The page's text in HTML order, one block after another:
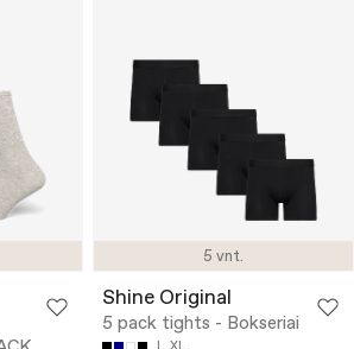
5 vnt.
Shine Original
5 pack tights - Bokseriai